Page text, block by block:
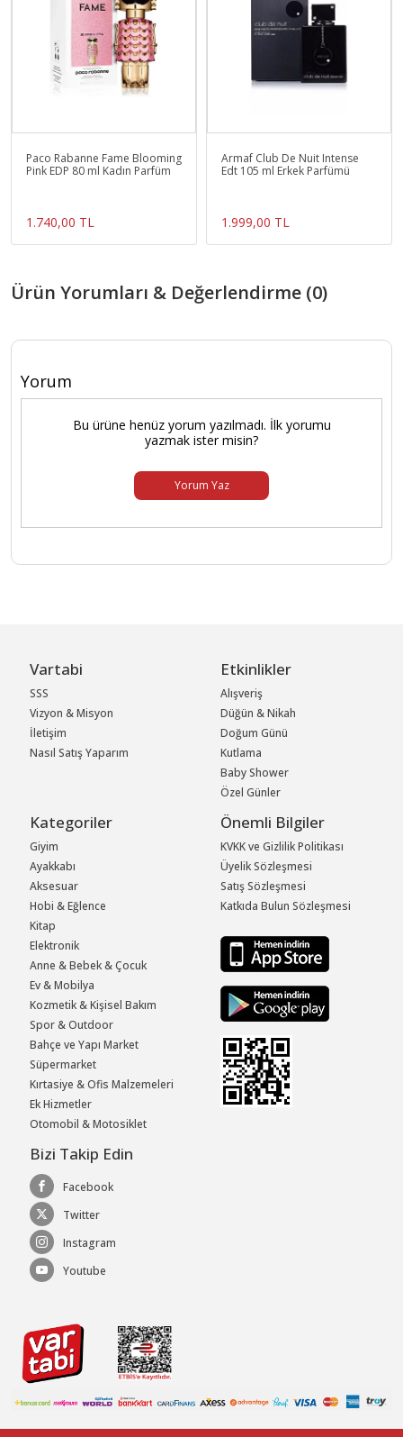
Paco Rabanne Fame Blooming
Pink EDP 80 ml Kadın Parfüm
1.740,00 TL
Armaf Club De Nuit Intense
Edt 105 ml Erkek Parfümü
1.999,00 TL
Ürün Yorumları & Değerlendirme (0)
Yorum
Bu ürüne henüz yorum yazılmadı. İlk yorumu
yazmak ister misin?
Yorum Yaz
Vartabi
SSS
Vizyon & Misyon
İletişim
Nasıl Satış Yaparım
Etkinlikler
Alışveriş
Düğün & Nikah
Doğum Günü
Kutlama
Baby Shower
Özel Günler
Kategoriler
Giyim
Ayakkabı
Aksesuar
Hobi & Eğlence
Kitap
Elektronik
Anne & Bebek & Çocuk
Ev & Mobilya
Kozmetik & Kişisel Bakım
Spor & Outdoor
Bahçe ve Yapı Market
Süpermarket
Kırtasiye & Ofis Malzemeleri
Ek Hizmetler
Otomobil & Motosiklet
Önemli Bilgiler
KVKK ve Gizlilik Politikası
Üyelik Sözleşmesi
Satış Sözleşmesi
Katkıda Bulun Sözleşmesi
Bizi Takip Edin
Facebook
Twitter
Instagram
Youtube